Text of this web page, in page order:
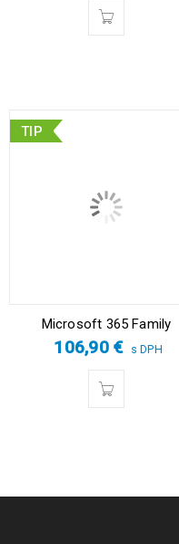
TIP
Microsoft 365 Family
106,90 € s DPH